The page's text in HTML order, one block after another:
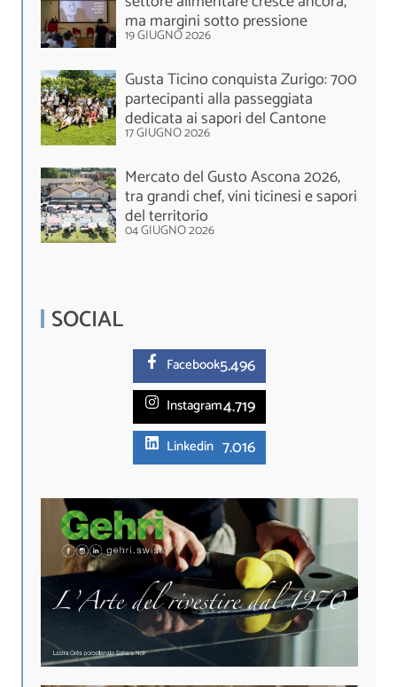
ma margini sotto pressione
19 GIUGNO 2026
Gusta Ticino conquista Zurigo: 700
partecipanti alla passeggiata
dedicata ai sapori del Cantone
17 GIUGNO 2026
Mercato del Gusto Ascona 2026,
tra grandi chef, vini ticinesi e sapori
del territorio
04 GIUGNO 2026
SOCIAL
Facebook5.496
Instagram4.719
Linkedin 7.016